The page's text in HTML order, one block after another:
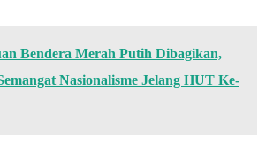
Bendera Merah Putih Dibagikan,
Nasionalisme Jelang HUT Ke-